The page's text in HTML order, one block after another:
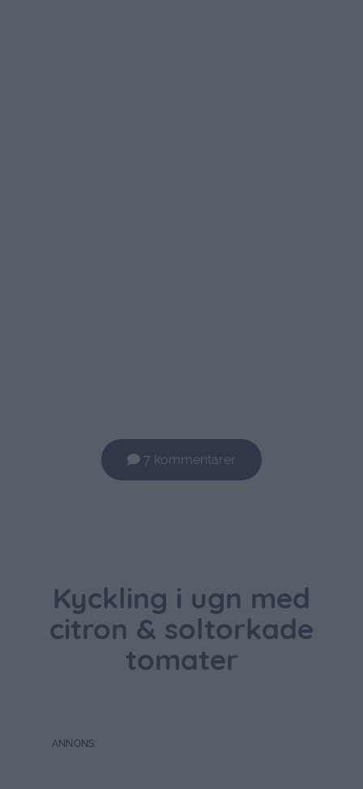
7 kommentarer
Kyckling i ugn med
citron & soltorkade
tomater